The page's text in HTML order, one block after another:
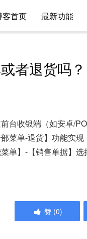
客首页 最新功能
者退货吗？
台收银端（如安卓/
菜单-退货】功能实
单】-【销售单据】
赞 (0)